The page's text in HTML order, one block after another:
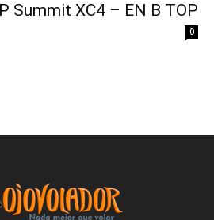
Summit XC4 – EN B TOP
0